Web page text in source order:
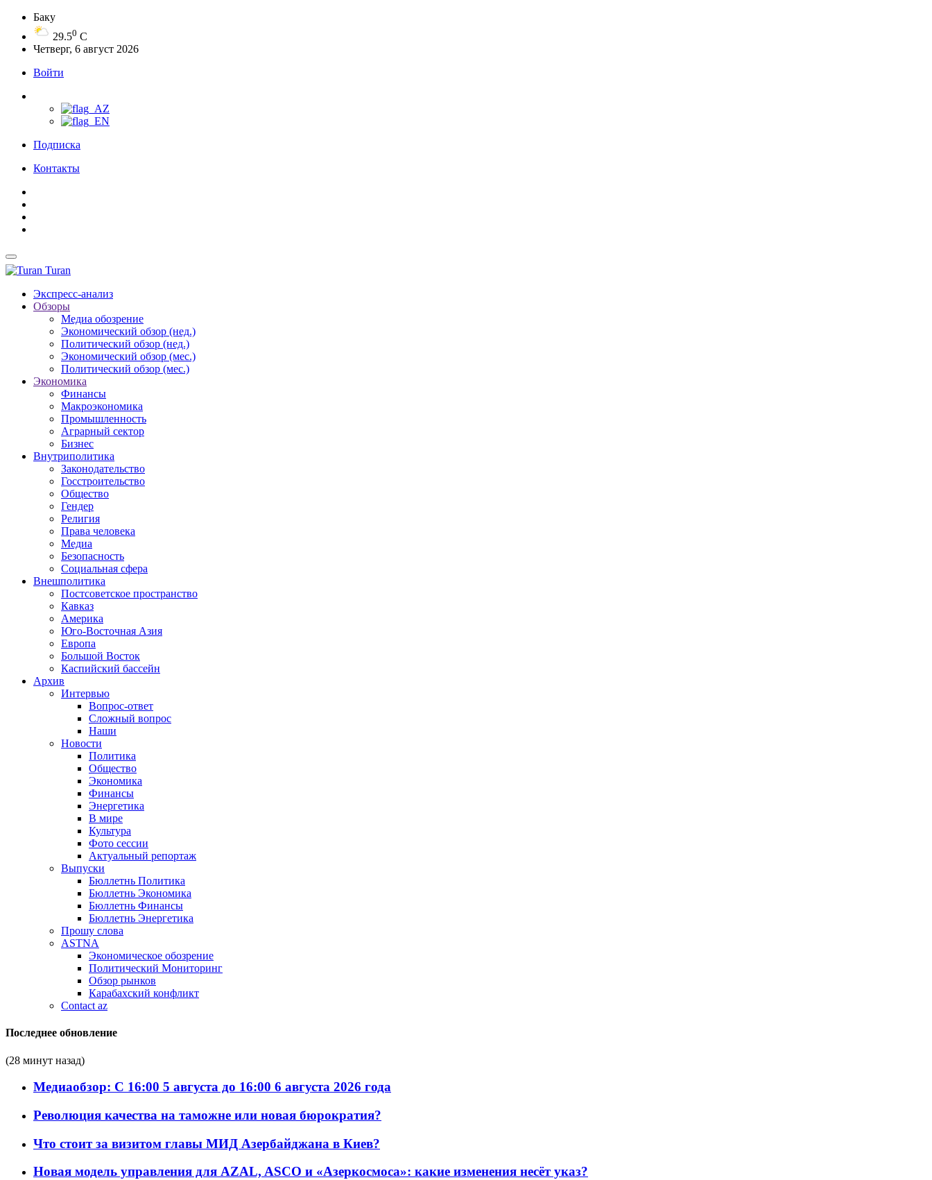
Баку
29.50 C
Четверг, 6 август 2026
Войти
Подписка
Контакты
Turan
Экспресс-анализ
Обзоры
Медиа обозрение
Экономический обзор (нед.)
Политический обзор (нед.)
Экономический обзор (мес.)
Политический обзор (мес.)
Экономика
Финансы
Макроэкономика
Промышленность
Аграрный сектор
Бизнес
Внутриполитика
Законодательство
Госстроительство
Общество
Гендер
Религия
Права человека
Медиа
Безопасность
Социальная сфера
Внешполитика
Постсоветское пространство
Кавказ
Америка
Юго-Восточная Азия
Европа
Большой Восток
Каспийский бассейн
Архив
Интервью
Вопрос-ответ
Сложный вопрос
Наши
Новости
Политика
Общество
Экономика
Финансы
Энергетика
В мире
Культура
Фото сессии
Актуальный репортаж
Выпуски
Бюллетнь Политика
Бюллетнь Экономика
Бюллетнь Финансы
Бюллетнь Энергетика
Прошу слова
ASTNA
Экономическое обозрение
Политический Мониторинг
Обзор рынков
Карабахский конфликт
Contact az
Последнее обновление
(28 минут назад)
Медиаобзор: С 16:00 5 августа до 16:00 6 августа 2026 года
Революция качества на таможне или новая бюрократия?
Что стоит за визитом главы МИД Азербайджана в Киев?
Новая модель управления для AZAL, ASCO и «Азеркосмоса»: какие изменения несёт указ?